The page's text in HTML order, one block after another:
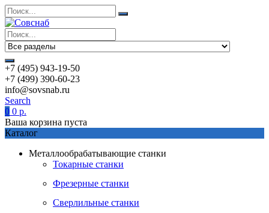
+7 (495) 943-19-50
+7 (499) 390-60-23
info@sovsnab.ru
Search
0 0 р.
Ваша корзина пуста
Каталог
Металлообрабатывающие станки
Токарные станки
Фрезерные станки
Сверлильные станки